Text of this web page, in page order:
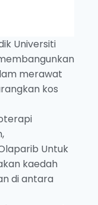
Universiti
merawat
kos
Untuk
kaedah
di antara